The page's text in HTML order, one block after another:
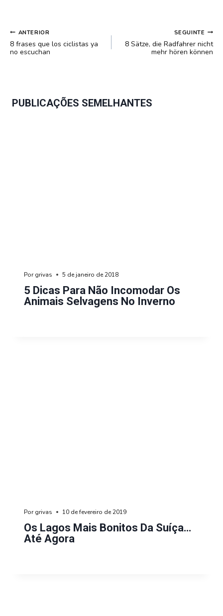
NAVEGAÇÃO
DE
POST
ANTERIOR
8 frases que los ciclistas ya
no escuchan
SEGUINTE
8 Sätze, die Radfahrer nicht
mehr hören können
PUBLICAÇÕES SEMELHANTES
5 Dicas Para Não Incomodar Os
Animais Selvagens No Inverno
Por grivas 5 de janeiro de 2018
Os Lagos Mais Bonitos Da Suíça…
Até Agora
Por grivas 10 de fevereiro de 2019